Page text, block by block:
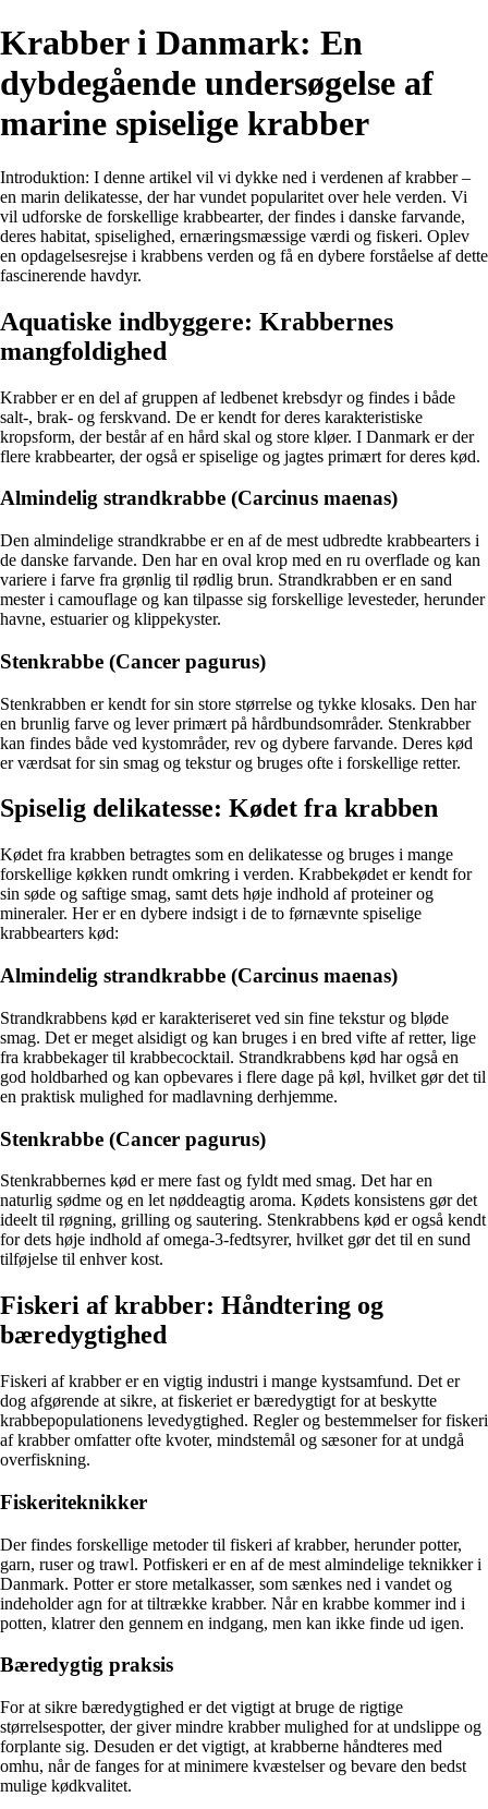
Krabber i Danmark: En
dybdegående undersøgelse af
marine spiselige krabber
Introduktion: I denne artikel vil vi dykke ned i verdenen af krabber –
en marin delikatesse, der har vundet popularitet over hele verden. Vi
vil udforske de forskellige krabbearter, der findes i danske farvande,
deres habitat, spiselighed, ernæringsmæssige værdi og fiskeri. Oplev
en opdagelsesrejse i krabbens verden og få en dybere forståelse af dette
fascinerende havdyr.
Aquatiske indbyggere: Krabbernes
mangfoldighed
Krabber er en del af gruppen af ​​ledbenet krebsdyr og findes i både
salt-, brak- og ferskvand. De er kendt for deres karakteristiske
kropsform, der består af en hård skal og store kløer. I Danmark er der
flere krabbearter, der også er spiselige og jagtes primært for deres kød.
Almindelig strandkrabbe (Carcinus maenas)
Den almindelige strandkrabbe er en af ​​de mest udbredte krabbearters i
de danske farvande. Den har en oval krop med en ru overflade og kan
variere i farve fra grønlig til rødlig brun. Strandkrabben er en sand
mester i camouflage og kan tilpasse sig forskellige levesteder, herunder
havne, estuarier og klippekyster.
Stenkrabbe (Cancer pagurus)
Stenkrabben er kendt for sin store størrelse og tykke klosaks. Den har
en brunlig farve og lever primært på hårdbundsområder. Stenkrabber
kan findes både ved kystområder, rev og dybere farvande. Deres kød
er værdsat for sin smag og tekstur og bruges ofte i forskellige retter.
Spiselig delikatesse: Kødet fra krabben
Kødet fra krabben betragtes som en delikatesse og bruges i mange
forskellige køkken rundt omkring i verden. Krabbekødet er kendt for
sin søde og saftige smag, samt dets høje indhold af proteiner og
mineraler. Her er en dybere indsigt i de to førnævnte spiselige
krabbearters kød:
Almindelig strandkrabbe (Carcinus maenas)
Strandkrabbens kød er karakteriseret ved sin fine tekstur og bløde
smag. Det er meget alsidigt og kan bruges i en bred vifte af retter, lige
fra krabbekager til krabbecocktail. Strandkrabbens kød har også en
god holdbarhed og kan opbevares i flere dage på køl, hvilket gør det til
en praktisk mulighed for madlavning derhjemme.
Stenkrabbe (Cancer pagurus)
Stenkrabbernes kød er mere fast og fyldt med smag. Det har en
naturlig sødme og en let nøddeagtig aroma. Kødets konsistens gør det
ideelt til røgning, grilling og sautering. Stenkrabbens kød er også kendt
for dets høje indhold af omega-3-fedtsyrer, hvilket gør det til en sund
tilføjelse til enhver kost.
Fiskeri af krabber: Håndtering og
bæredygtighed
Fiskeri af krabber er en vigtig industri i mange kystsamfund. Det er
dog afgørende at sikre, at fiskeriet er bæredygtigt for at beskytte
krabbepopulationens levedygtighed. Regler og bestemmelser for fiskeri
af krabber omfatter ofte kvoter, mindstemål og sæsoner for at undgå
overfiskning.
Fiskeriteknikker
Der findes forskellige metoder til fiskeri af krabber, herunder potter,
garn, ruser og trawl. Potfiskeri er en af ​​de mest almindelige teknikker i
Danmark. Potter er store metalkasser, som sænkes ned i vandet og
indeholder agn for at tiltrække krabber. Når en krabbe kommer ind i
potten, klatrer den gennem en indgang, men kan ikke finde ud igen.
Bæredygtig praksis
For at sikre bæredygtighed er det vigtigt at bruge de rigtige
størrelsespotter, der giver mindre krabber mulighed for at undslippe og
forplante sig. Desuden er det vigtigt, at krabberne håndteres med
omhu, når de fanges for at minimere kvæstelser og bevare den bedst
mulige kødkvalitet.